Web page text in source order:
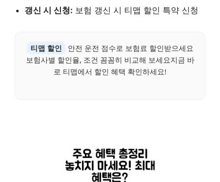
갱신 시 신청: 보험 갱신 시 티맵 할인 특약 신청
티맵 할인
안전 운전 점수로 보험료 할인받으세요
보험사별 할인율, 조건 꼼꼼히 비교해 보세요지금 바
로 티맵에서 할인 혜택 확인하세요!